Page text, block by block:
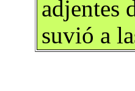
adjentes
suvió a